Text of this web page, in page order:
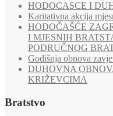
HODOCASCE I
Karitativna akcija
HODOČAŠĆE
I MJESNIH
PODRUČNOG
Godišnja obnova
DUHOVNA
KRIŽEVCIMA
Bratstvo